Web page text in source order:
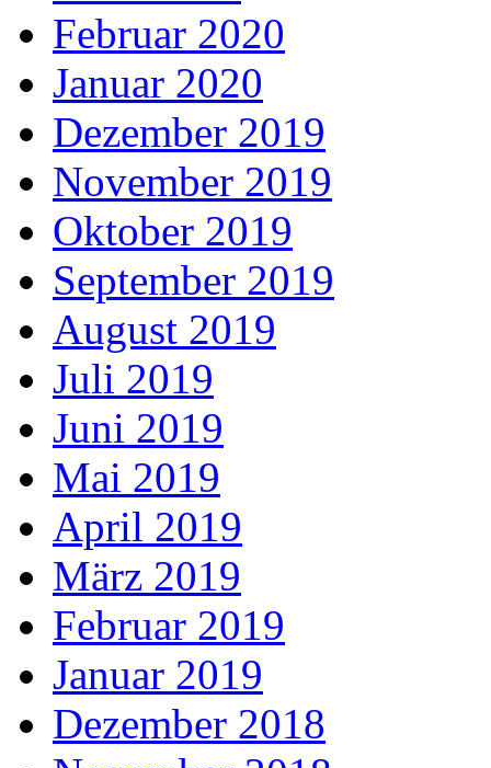
Februar 2020
Januar 2020
Dezember 2019
November 2019
Oktober 2019
September 2019
August 2019
Juli 2019
Juni 2019
Mai 2019
April 2019
März 2019
Februar 2019
Januar 2019
Dezember 2018